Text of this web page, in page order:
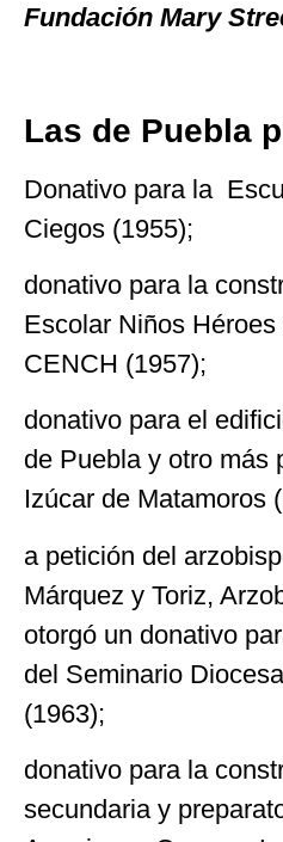
Fundación Mary
Las de Puebla
Donativo para la
Ciegos (1955);
donativo para la
Escolar Niños
CENCH (1957);
donativo para el
de Puebla y otro más
Izúcar de Matamoros
a petición del
Márquez y Toriz,
otorgó un donativo
del Seminario
(1963);
donativo para la
secundaria y